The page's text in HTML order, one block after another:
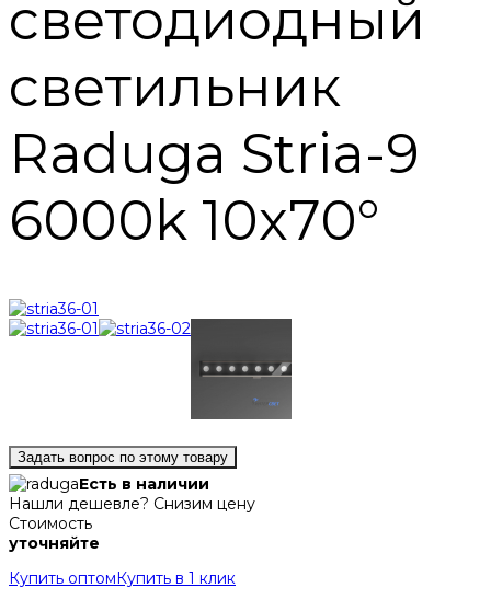
светодиодный
светильник
Raduga Stria-9
6000k 10x70°
Задать вопрос по этому товару
Есть в наличии
Нашли дешевле? Снизим цену
Стоимость
уточняйте
Купить оптом Купить в 1 клик